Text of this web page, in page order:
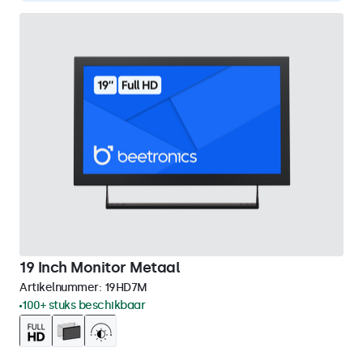
19 Inch Monitor Metaal
Artikelnummer: 19HD7M
100+ stuks beschikbaar